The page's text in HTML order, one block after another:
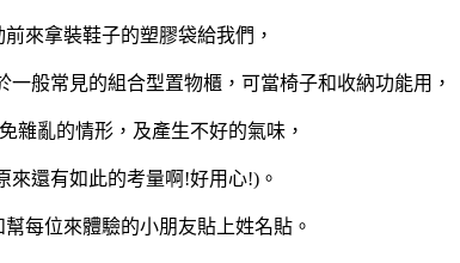
來拿裝鞋子的塑膠袋給我們，
般常見的組合型置物櫃，可當椅子和收納功能用，
雜亂的情形，及產生不好的氣味，
來還有如此的考量啊!好用心!)。
每位來體驗的小朋友貼上姓名貼。